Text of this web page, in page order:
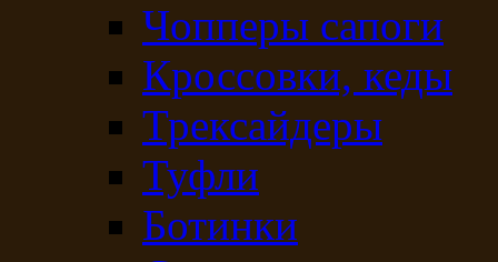
Чопперы сапоги
Кроссовки, кеды
Трексайдеры
Туфли
Ботинки